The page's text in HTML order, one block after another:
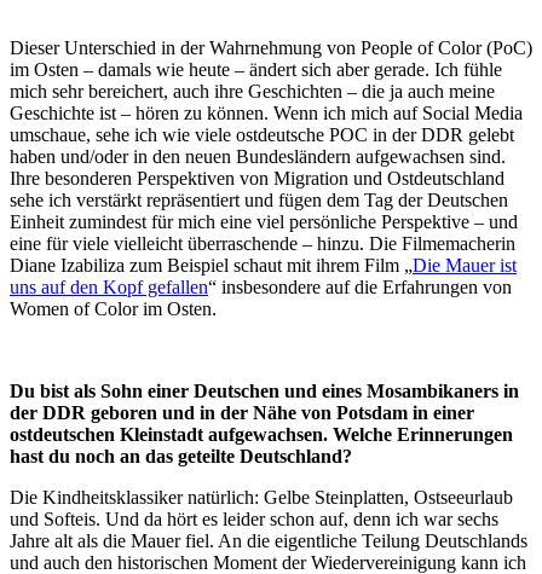
Dieser Unterschied in der Wahrnehmung von People of Color (PoC)
im Osten – damals wie heute – ändert sich aber gerade. Ich fühle
mich sehr bereichert, auch ihre Geschichten – die ja auch meine
Geschichte ist – hören zu können. Wenn ich mich auf Social Media
umschaue, sehe ich wie viele ostdeutsche POC in der DDR gelebt
haben und/oder in den neuen Bundesländern aufgewachsen sind.
Ihre besonderen Perspektiven von Migration und Ostdeutschland
sehe ich verstärkt repräsentiert und fügen dem Tag der Deutschen
Einheit zumindest für mich eine viel persönliche Perspektive – und
eine für viele vielleicht überraschende – hinzu. Die Filmemacherin
Diane Izabiliza zum Beispiel schaut mit ihrem Film „Die Mauer ist
uns auf den Kopf gefallen“ insbesondere auf die Erfahrungen von
Women of Color im Osten.
Du bist als Sohn einer Deutschen und eines Mosambikaners in
der DDR geboren und in der Nähe von Potsdam in einer
ostdeutschen Kleinstadt aufgewachsen. Welche Erinnerungen
hast du noch an das geteilte Deutschland?
Die Kindheitsklassiker natürlich: Gelbe Steinplatten, Ostseeurlaub
und Softeis. Und da hört es leider schon auf, denn ich war sechs
Jahre alt als die Mauer fiel. An die eigentliche Teilung Deutschlands
und auch den historischen Moment der Wiedervereinigung kann ich